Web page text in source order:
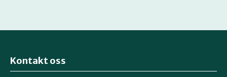
Retten til reparasjon
Kontakt oss